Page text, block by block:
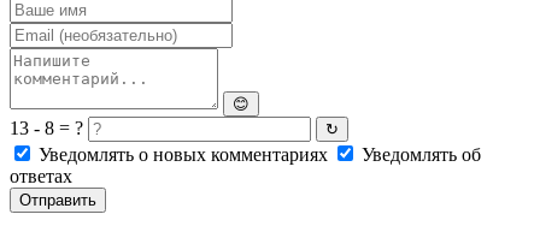
😊
13 - 8 = ? ↻
Уведомлять о новых комментариях
Уведомлять об
ответах
Отправить